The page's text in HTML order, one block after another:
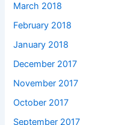
March 2018
February 2018
January 2018
December 2017
November 2017
October 2017
September 2017